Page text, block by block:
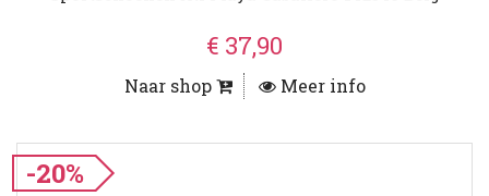
€ 37,90
Naar shop Meer info
-20%